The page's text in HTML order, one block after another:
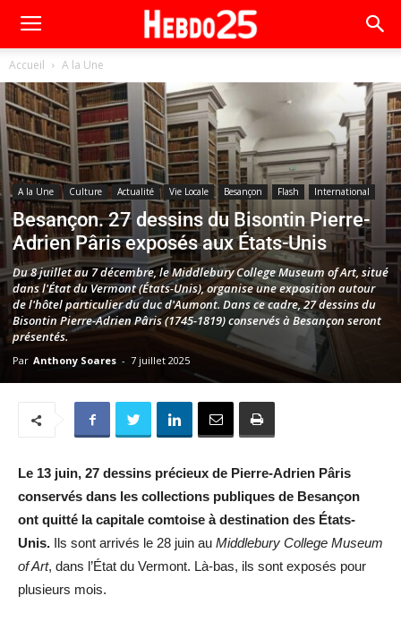
Accueil A la Une
A la Une Culture Actualité Vie Locale Besançon Flash International
Besançon. 27 dessins du Bisontin Pierre-
Adrien Pâris exposés aux États-Unis
Du 8 juillet au 7 décembre, le Middlebury College Museum of Art, situé
dans l'État du Vermont (États-Unis), organise une exposition autour
de l'hôtel particulier du duc d'Aumont. Dans ce cadre, 27 dessins du
Bisontin Pierre-Adrien Pâris (1745-1819) conservés à Besançon seront
présentés.
Par Anthony Soares - 7 juillet 2025
Le 13 juin, 27 dessins précieux de Pierre-Adrien Pâris
conservés dans les collections publiques de Besançon
ont quitté la capitale comtoise à destination des États-
Unis. Ils sont arrivés le 28 juin au Middlebury College Museum
of Art, dans l’État du Vermont. Là-bas, ils sont exposés pour
plusieurs mois.